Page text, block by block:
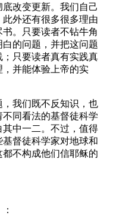
改变更新。我们自己
外还有很多很多理由
。只要读者不钻牛角
的问题，并把这问题
只要读者真有实践真
并能体验上帝的实
我们既不反知识，也
同看法的基督徒科学
中一二。不过，值得
督徒科学家对地球和
不构成他们信耶稣的